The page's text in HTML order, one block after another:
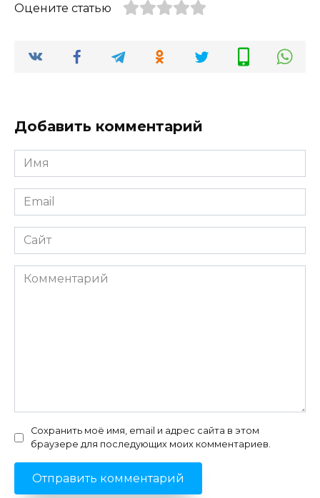
Оцените статью
Добавить комментарий
Имя
*
Email
*
Сайт
Комментарий
Сохранить моё имя, email и адрес сайта в этом
браузере для последующих моих комментариев.